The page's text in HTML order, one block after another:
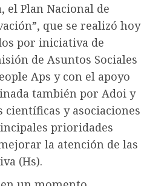
el Plan Nacional de
que se realizó hoy
por iniciativa de
de Asuntos Sociales
Aps y con el apoyo
también por Adoi y
científicas y asociaciones
prioridades
la atención de las
(Hs).